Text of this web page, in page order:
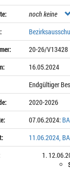
noch keine
20-26/V13428
16.05.2024
Endgültiger
2020-2026
07.06.2024:
11.06.2024,